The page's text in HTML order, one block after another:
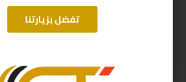
( شامل الضريبة ) 243ر.س 219
تفضل بزيارتنا